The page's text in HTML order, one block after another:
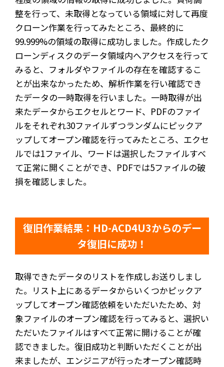
整を行って、未取得となっている領域に対して再度
クローン作業を行ってみたところ、最終的に
99.999%の領域の取得に成功しました。作成したク
ローンディスクのデータ領域内へアクセスを行って
みると、フォルダやファイルの存在を確認するこ
とが出来なかったため、解析作業を行い確認でき
たデータの一時取得を行いました。一時取得が出
来たデータからエクセルとワード、PDFのファイ
ルをそれぞれ30ファイルずつランダムにピックア
ップしてオープン確認を行ってみたところ、エクセ
ルでは1ファイル、ワードは選択したファイルすべ
て正常に開くことができ、PDFでは5ファイルの破
損を確認しました。
復旧作業結果：HD-ACD4U3からのデー
タ復旧に成功！
取得できたデータのリストを作成しお送りしまし
た。リスト上にあるデータからいくつかピックア
ップしてオープン確認依頼をいただいたため、対
象ファイルのオープン確認を行ってみると、選択い
ただいたファイルはすべて正常に開けることが確
認できました。復旧成功と判断いただくことが出
来ましたが、エンジニアが行ったオープン確認時